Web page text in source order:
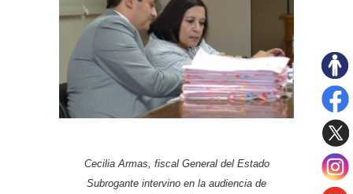
Cecilia Armas, fiscal General del Estado
Subrogante intervino en la audiencia de